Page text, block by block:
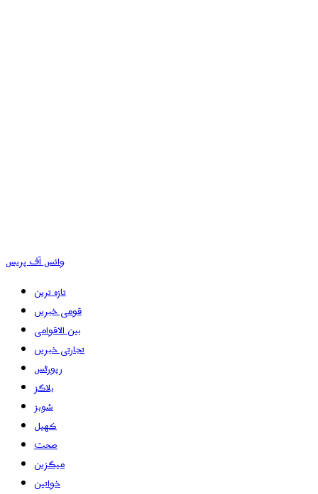
وائس آف پریس
تازہ ترین
قومی خبریں
بین الاقوامی
تجارتی خبریں
رپورٹس
بلاگز
شوبز
کھیل
صحت
میگزین
خواتین